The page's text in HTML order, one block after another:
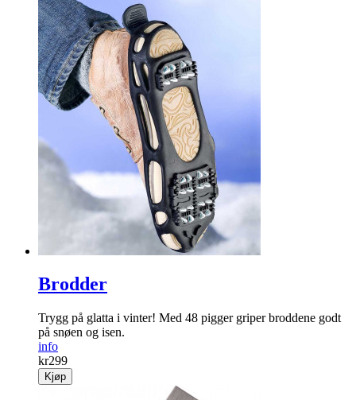
Brodder
Trygg på glatta i vinter! Med 48 pigger griper broddene godt
på snøen og isen.
info
kr299
Kjøp